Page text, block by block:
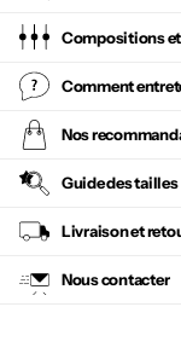
Compositions et
Comment
Nos
Guide des tailles
Livraison et
Nous contacter